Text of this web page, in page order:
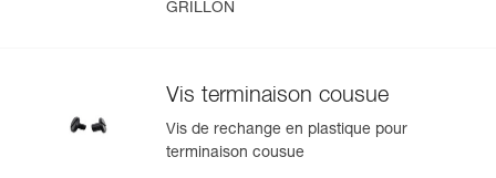
GRILLON
Vis terminaison cousue
Vis de rechange en plastique pour
terminaison cousue